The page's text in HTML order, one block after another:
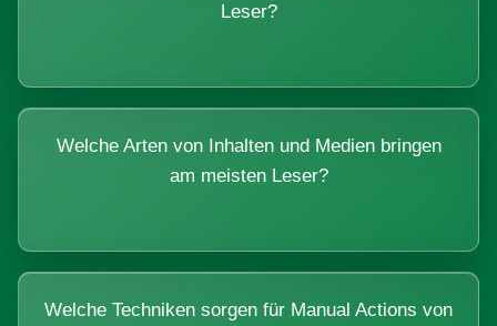
Leser?
Welche Arten von Inhalten und Medien bringen
am meisten Leser?
Welche Techniken sorgen für Manual Actions von